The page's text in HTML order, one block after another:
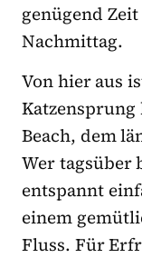
genügend
Nachmittag.
Von hier aus
Katzensprung
Beach, dem
Wer tagsüber
entspannt
einem
Fluss. Für